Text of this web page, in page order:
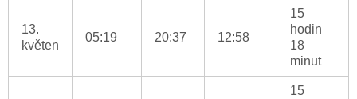
13.
květen
05:19 20:37 12:58
15
hodin
18
minut
15